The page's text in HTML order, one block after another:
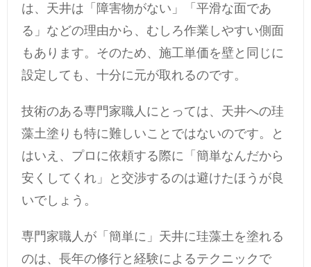
は、天井は「障害物がない」「平滑な面であ
る」などの理由から、むしろ作業しやすい側面
もあります。そのため、施工単価を壁と同じに
設定しても、十分に元が取れるのです。
技術のある専門家職人にとっては、天井への珪
藻土塗りも特に難しいことではないのです。と
はいえ、プロに依頼する際に「簡単なんだから
安くしてくれ」と交渉するのは避けたほうが良
いでしょう。
専門家職人が「簡単に」天井に珪藻土を塗れる
のは、長年の修行と経験によるテクニックで